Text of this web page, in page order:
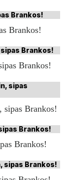
Brankos!
Brankos!
Brankos!
Brankos!